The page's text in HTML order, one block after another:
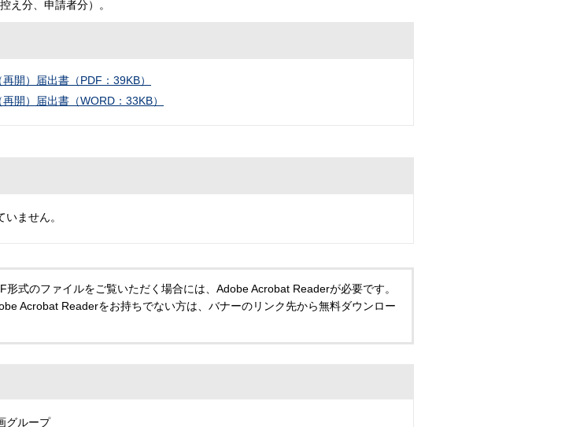
え分、申請者分）。
開）届出書（PDF：39KB）
開）届出書（WORD：33KB）
ません。
形式のファイルをご覧いただく場合には、Adobe Acrobat Readerが必要です。
Acrobat Readerをお持ちでない方は、バナーのリンク先から無料ダウンロー
グループ